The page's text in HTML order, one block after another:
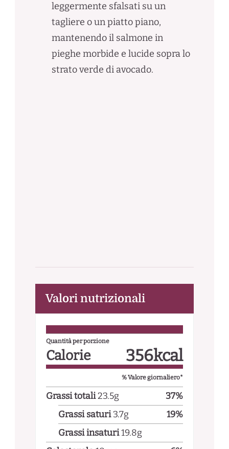
leggermente sfalsati su un
tagliere o un piatto piano,
mantenendo il salmone in
pieghe morbide e lucide sopra lo
strato verde di avocado.
Valori nutrizionali
Quantità per porzione
Calorie 356kcal
% Valore giornaliero*
Grassi totali23.5g 37%
Grassi saturi 3.7g 19%
Grassi insaturi19.8g